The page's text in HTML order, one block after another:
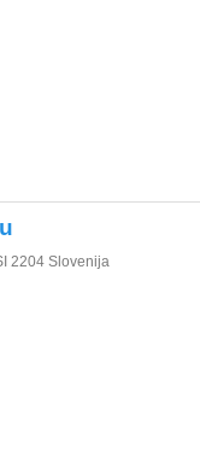
2204 Slovenija